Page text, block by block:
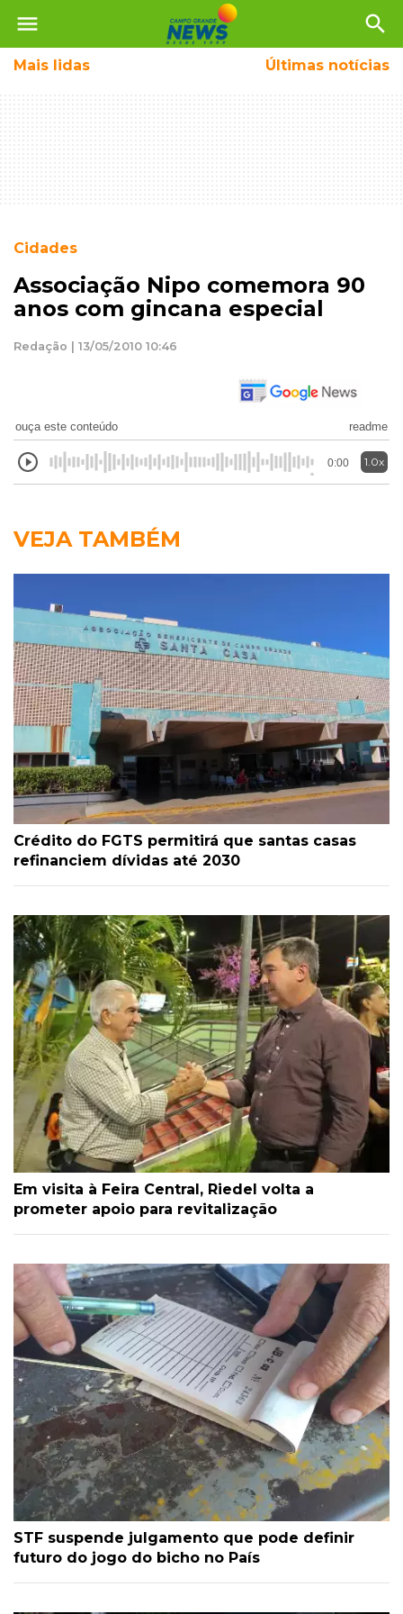
menu search
Mais lidas Últimas notícias
Cidades
Associação Nipo comemora 90
anos com gincana especial
Redação | 13/05/2010 10:46
ouça este conteúdo readme
0:00 1.0x
VEJA TAMBÉM
Crédito do FGTS permitirá que santas casas
refinanciem dívidas até 2030
Em visita à Feira Central, Riedel volta a
prometer apoio para revitalização
STF suspende julgamento que pode definir
futuro do jogo do bicho no País